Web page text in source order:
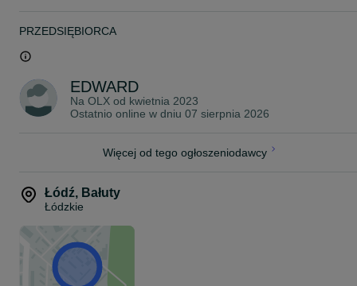
Składana drabinka ze stali nierdzewnej
Pompka do pompowania
WYPOSAŻENIE OPCJONALNE
Zbiornik paliwa 100 l (26 gal) zgodny ze standardem CE
Przednie rozszerzenie powierzchni do opalania ze stołem
Tylne rozszerzenie powierzchni do opalania
Flexiteek
System prysznicowy
Lewa tylna platforma ze składaną drabinką ze stali nierdzewnej
Prawa tylna platforma
Termin realizacji ok. 3-5 miesięcy.
PRZEDSIĘBIORCA
EDWARD
Na OLX od kwietnia 2023
Ostatnio online w dniu 07 sierpnia 2026
Więcej od tego ogłoszeniodawcy
Łódź, Bałuty
Łódzkie